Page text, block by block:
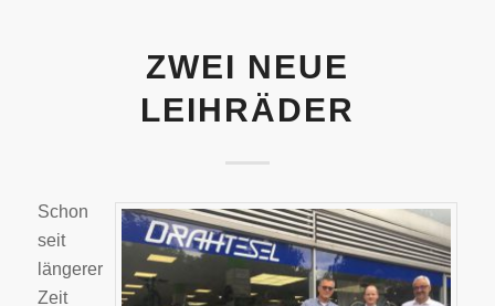
ZWEI NEUE
LEIHRÄDER
Schon
seit
längerer
Zeit